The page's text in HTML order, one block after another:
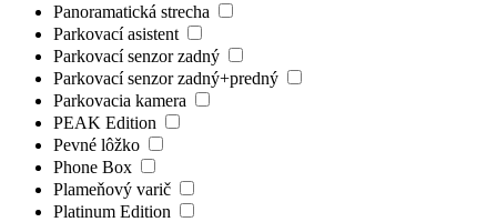
Panoramatická strecha
Parkovací asistent
Parkovací senzor zadný
Parkovací senzor zadný+predný
Parkovacia kamera
PEAK Edition
Pevné lôžko
Phone Box
Plameňový varič
Platinum Edition